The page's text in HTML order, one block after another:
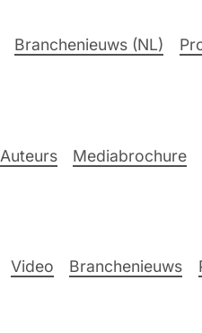
Branchenieuws (NL)
Auteurs Mediabrochure
Video Branchenieuws